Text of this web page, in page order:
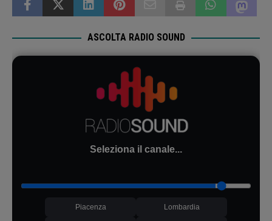
ASCOLTA RADIO SOUND
Seleziona il canale...
Piacenza Lombardia